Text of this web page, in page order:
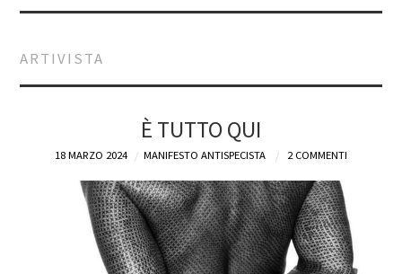
ARTIVISTA
È TUTTO QUI
18 MARZO 2024 MANIFESTO ANTISPECISTA 2 COMMENTI